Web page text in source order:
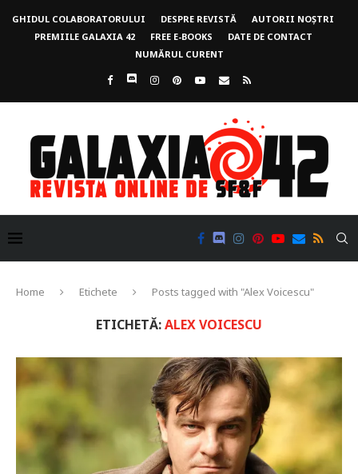
GHIDUL COLABORATORULUI DESPRE REVISTĂ
AUTORII NOȘTRI
PREMIILE GALAXIA 42
FREE E-BOOKS
DATE DE CONTACT
NUMĂRUL CURENT
Home Etichete Posts tagged with "Alex Voicescu"
ETICHETĂ:ALEX VOICESCU